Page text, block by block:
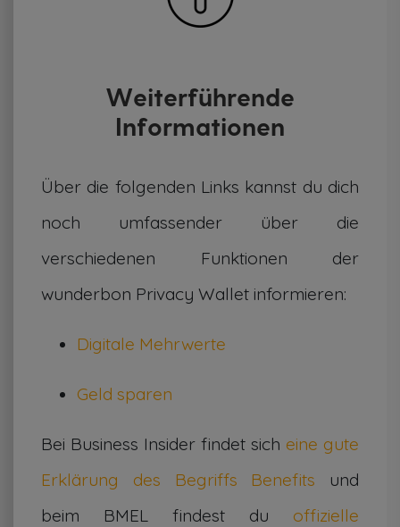
Weiterführende
Informationen
Über die folgenden Links kannst du dich
noch umfassender über die
verschiedenen Funktionen der
wunderbon Privacy Wallet informieren:
Digitale Mehrwerte
Geld sparen
Bei Business Insider findet sich eine gute
Erklärung des Begriffs Benefits und
beim BMEL findest du offizielle